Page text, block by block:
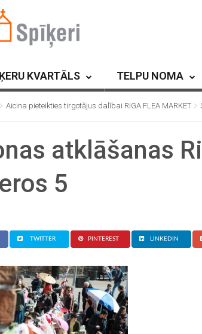
KVARTĀLS TELPU NOMA
Aicina pieteikties tirgotājus dalībai RIGA FLEA MARKET
atklāšanas
5
TWITTER PINTEREST LINKEDIN